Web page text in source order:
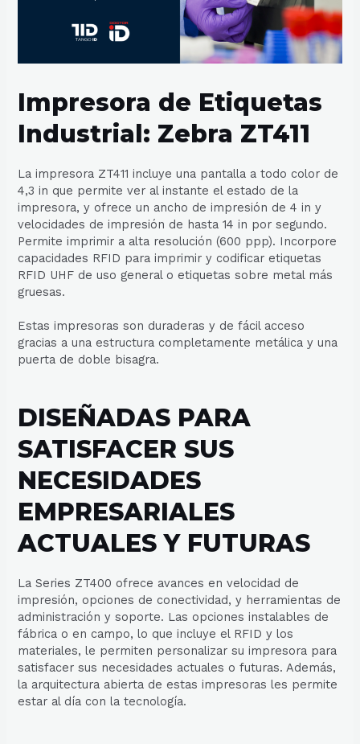
Impresora de Etiquetas
Industrial: Zebra ZT411
La impresora ZT411 incluye una pantalla a todo color de
4,3 in que permite ver al instante el estado de la
impresora, y ofrece un ancho de impresión de 4 in y
velocidades de impresión de hasta 14 in por segundo.
Permite imprimir a alta resolución (600 ppp). Incorpore
capacidades RFID para imprimir y codificar etiquetas
RFID UHF de uso general o etiquetas sobre metal más
gruesas.
Estas impresoras son duraderas y de fácil acceso
gracias a una estructura completamente metálica y una
puerta de doble bisagra.
DISEÑADAS PARA
SATISFACER SUS
NECESIDADES
EMPRESARIALES
ACTUALES Y FUTURAS
La Series ZT400 ofrece avances en velocidad de
impresión, opciones de conectividad, y herramientas de
administración y soporte. Las opciones instalables de
fábrica o en campo, lo que incluye el RFID y los
materiales, le permiten personalizar su impresora para
satisfacer sus necesidades actuales o futuras. Además,
la arquitectura abierta de estas impresoras les permite
estar al día con la tecnología.